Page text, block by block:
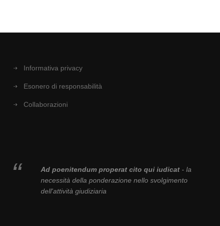
Informativa privacy
Esonero di responsabilità
Collaborazioni
Ad poenitendum properat cito qui iudicat- la
necessità della ponderazione nello svolgimento
dell'attività giudiziaria